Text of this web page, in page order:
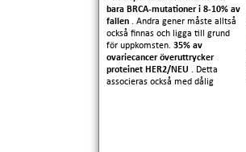
bara BRCA-mutationer i 8-10% av
fallen . Andra gener måste alltså
också finnas och ligga till grund
för uppkomsten. 35% av
ovariecancer överuttrycker
proteinet HER2/NEU . Detta
associeras också med dålig